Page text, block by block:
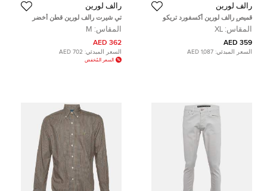
رالف لورين
قميص رالف لورين أكسفورد تريكو
قطن أزرق مقاس كبير جدا
المقاس: XL
359 AED
السعر المبدئي: 1,087 AED
رالف لورين
تي شيرت رالف لورين قطن أخضر
بيكيه قصة مفصلة مقاس وسط
(ميديوم)
المقاس: M
362 AED
السعر المبدئي: 702 AED
السعر المُخفض